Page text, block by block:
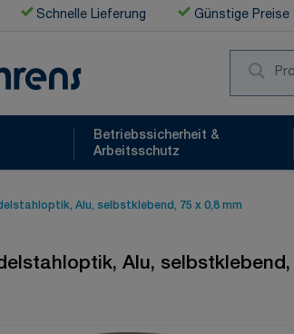
Schnelle Lieferung Günstige Preise
Betriebssicherheit &
Arbeitsschutz
Alu, selbstklebend, 75 x 0,8 mm
Alu, selbstklebend,